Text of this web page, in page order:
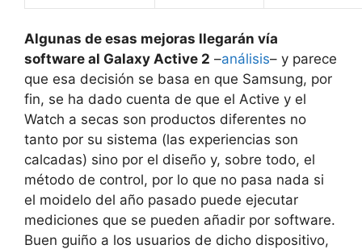
Algunas de esas mejoras llegarán vía
software al Galaxy Active 2 –análisis– y parece
que esa decisión se basa en que Samsung, por
fin, se ha dado cuenta de que el Active y el
Watch a secas son productos diferentes no
tanto por su sistema (las experiencias son
calcadas) sino por el diseño y, sobre todo, el
método de control, por lo que no pasa nada si
el moidelo del año pasado puede ejecutar
mediciones que se pueden añadir por software.
Buen guiño a los usuarios de dicho dispositivo,